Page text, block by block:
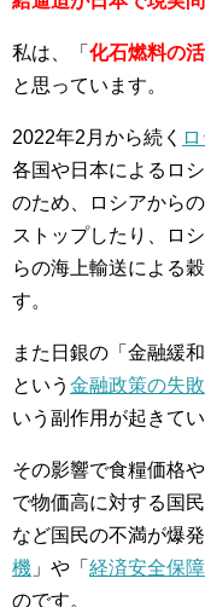
私は、「 化石燃料の
と思っています。
2022年2月から続く
各国や日本によるロ
のため、ロシアから
ストップしたり、ロ
らの海上輸送による
す。
また日銀の「金融緩
という 金融政策の失敗
いう副作用が起きてい
その影響で食糧価格
で物価高に対する国
など国民の不満が爆
機 」や「 経済安全保障
のです。